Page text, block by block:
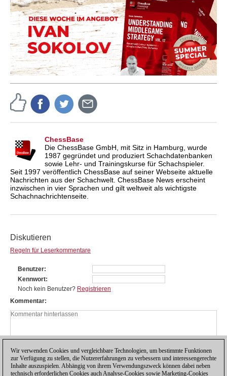
ChessBase
Die ChessBase GmbH, mit Sitz in Hamburg, wurde
1987 gegründet und produziert Schachdatenbanken
sowie Lehr- und Trainingskurse für Schachspieler.
Seit 1997 veröffentlich ChessBase auf seiner Webseite aktuelle
Nachrichten aus der Schachwelt. ChessBase News erscheint
inzwischen in vier Sprachen und gilt weltweit als wichtigste
Schachnachrichtenseite.
Diskutieren
Regeln für Leserkommentare
Benutzer
Kennwort
Noch kein Benutzer? Registrieren
Kommentar
Wir verwenden Cookies und vergleichbare Technologien, um bestimmte Funktionen
zur Verfügung zu stellen, die Nutzererfahrungen zu verbessern und interessengerechte
Inhalte auszuspielen. Abhängig von ihrem Verwendungszweck können dabei neben
technisch erforderlichen Cookies auch Analyse-Cookies sowie Marketing-Cookies